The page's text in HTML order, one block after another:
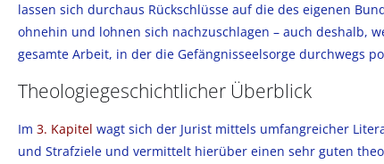
lassen sich durchaus Rückschlüsse auf die des eigenen
ohnehin und lohnen sich nachzuschlagen – auch deshalb,
gesamte Arbeit, in der die Gefängnisseelsorge durchwegs
Theologiegeschichtlicher Überblick
Im 3. Kapitel wagt sich der Jurist mittels umfangreicher
und Strafziele und vermittelt hierüber einen sehr guten